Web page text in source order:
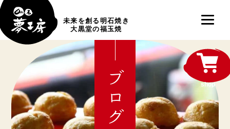
未来を創る明石焼き
大黒堂の福玉焼
ブログ shop